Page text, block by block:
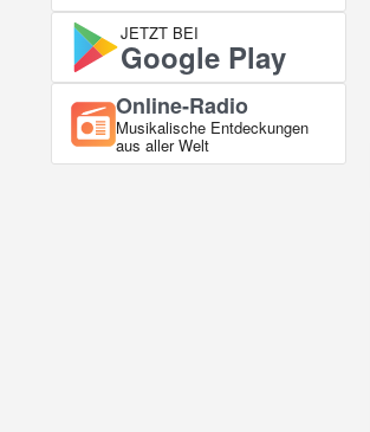
JETZT BEI
Google Play
Online‑Radio
Musikalische Entdeckungen
aus aller Welt